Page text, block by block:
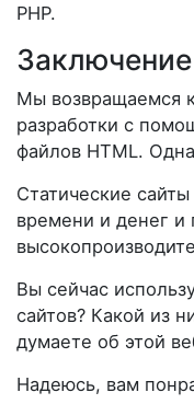
PHP.
Заключение
Мы возвращаемся
разработки с
файлов HTML.
Статические
времени и денег и
Вы сейчас
сайтов? Какой из
думаете об этой
Надеюсь, вам